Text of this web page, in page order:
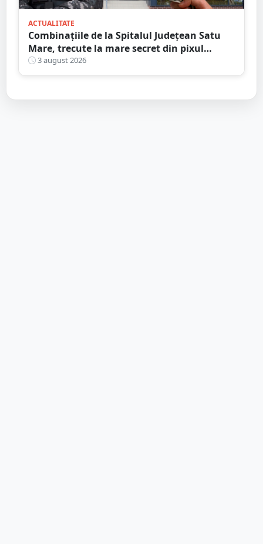
ACTUALITATE
Combinațiile de la Spitalul Județean Satu
Mare, trecute la mare secret din pixul
ministrului
3 august 2026